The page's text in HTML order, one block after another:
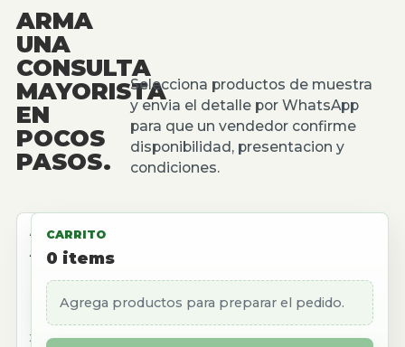
ARMA
UNA
CONSULTA
MAYORISTA
EN
POCOS
PASOS.
Selecciona productos de muestra
y envia el detalle por WhatsApp
para que un vendedor confirme
disponibilidad, presentacion y
condiciones.
ALMACEN
Aceite
girasol
Natura
Caja
x
AGREGAR
CARRITO
0 items
Agrega productos para preparar el pedido.